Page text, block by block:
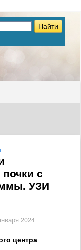
с
УЗИ
2024
центра